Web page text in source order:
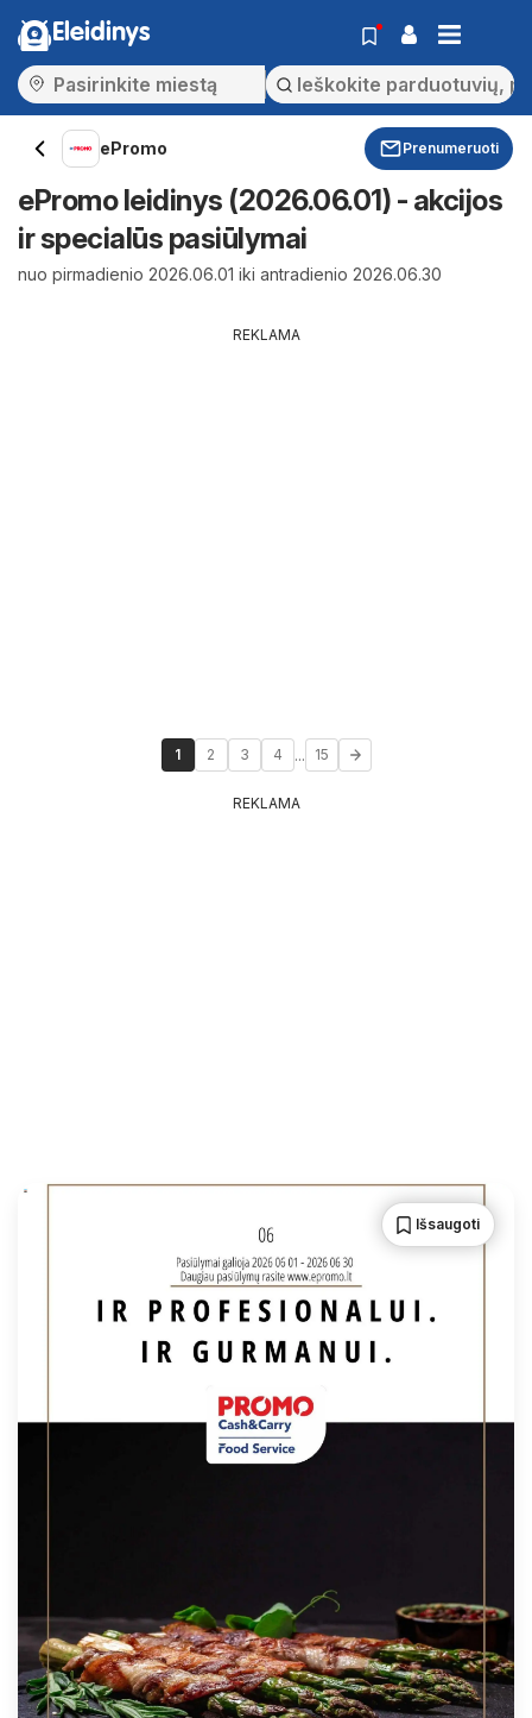
Eleidinys
ePromo Prenumeruoti
ePromo leidinys (2026.06.01) - akcijos
ir specialūs pasiūlymai
nuo pirmadienio 2026.06.01 iki antradienio 2026.06.30
REKLAMA
1 2 3 4 ... 15
REKLAMA
Išsaugoti